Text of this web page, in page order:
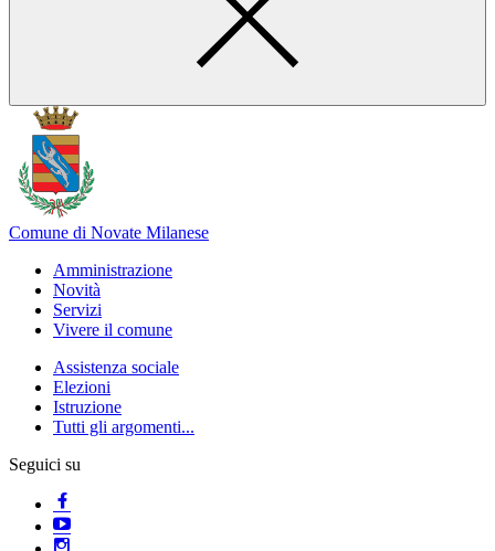
Comune di Novate Milanese
Amministrazione
Novità
Servizi
Vivere il comune
Assistenza sociale
Elezioni
Istruzione
Tutti gli argomenti...
Seguici su